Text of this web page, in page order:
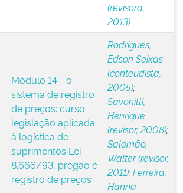
(revisora,
2013)
Módulo 14 - o
sistema de registro
de preços: curso
legislação aplicada
à logística de
suprimentos Lei
8.666/93, pregão e
registro de preços
Rodrigues,
Edson Seixas
(conteudista,
2005);
Savonitti,
Henrique
(revisor, 2008);
Salomão,
Walter (revisor,
2011);Ferreira,
Hanna